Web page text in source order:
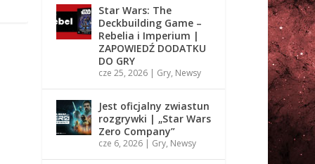
Star Wars: The
Deckbuilding Game –
Rebelia i Imperium |
ZAPOWIEDŹ DODATKU
DO GRY
cze 25, 2026 | Gry, Newsy
Jest oficjalny zwiastun
rozgrywki | „Star Wars
Zero Company”
cze 6, 2026 | Gry, Newsy